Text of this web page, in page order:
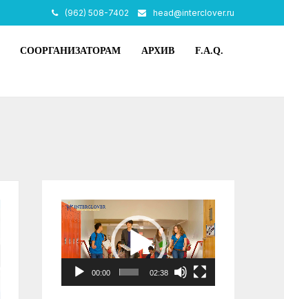
(962) 508-7402 head@interclover.ru
СООРГАНИЗАТОРАМ АРХИВ F.A.Q.
Видеоплеер
00:00 02:38